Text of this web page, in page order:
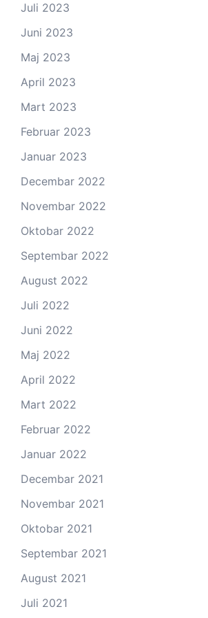
Juli 2023
Juni 2023
Maj 2023
April 2023
Mart 2023
Februar 2023
Januar 2023
Decembar 2022
Novembar 2022
Oktobar 2022
Septembar 2022
August 2022
Juli 2022
Juni 2022
Maj 2022
April 2022
Mart 2022
Februar 2022
Januar 2022
Decembar 2021
Novembar 2021
Oktobar 2021
Septembar 2021
August 2021
Juli 2021